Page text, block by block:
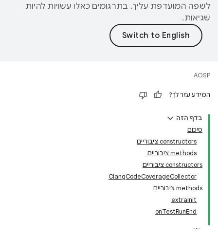
לשפה המועדפת עליך. בתרגומים כאלו עשויות להיות
שגיאות.
AOSP
המידע עזר לך?
בדף הזה
סיכום
‫constructors ציבוריים
‫methods ציבוריים
‫constructors ציבוריים
ClangCodeCoverageCollector
‫methods ציבוריים
extraInit
onTestRunEnd